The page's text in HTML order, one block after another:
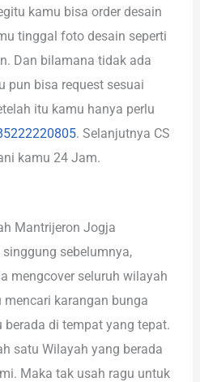
kamu bisa order desain
tinggal foto desain seperti
Dan bilamana tidak ada
pun bisa request sesuai
itu kamu hanya perlu
. Selanjutnya CS
kamu 24 Jam.
Mantrijeron Jogja
sebelumnya,
mengcover seluruh wilayah
karangan bunga
di tempat yang tepat.
satu Wilayah yang berada
Maka tak usah ragu untuk